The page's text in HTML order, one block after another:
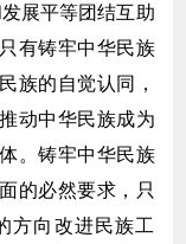
展平等团结互助
有铸牢中华民族
族的自觉认同，
动中华民族成为
。铸牢中华民族
的必然要求，只
方向改进民族工